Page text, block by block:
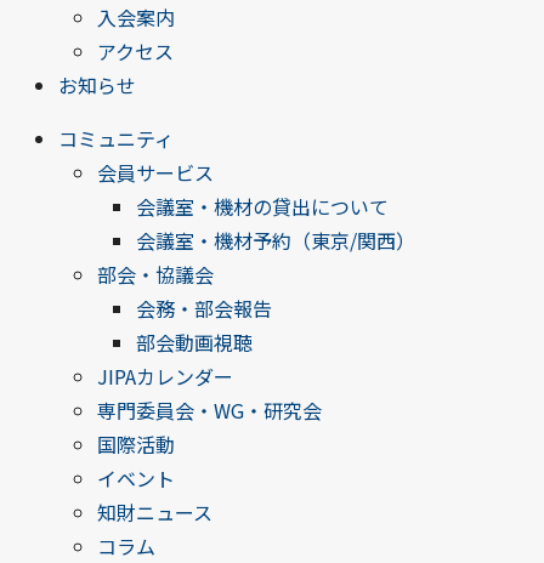
入会案内
アクセス
お知らせ
コミュニティ
会員サービス
会議室・機材の貸出について
会議室・機材予約（東京/関西）
部会・協議会
会務・部会報告
部会動画視聴
JIPAカレンダー
専門委員会・WG・研究会
国際活動
イベント
知財ニュース
コラム